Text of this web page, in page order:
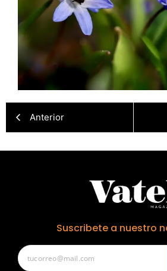
Anterior
Suscribete a nuestro